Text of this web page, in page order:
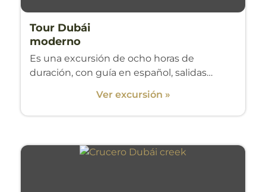
Tour Dubái
moderno
Es una excursión de ocho horas de
duración, con guía en español, salidas…
Ver excursión »